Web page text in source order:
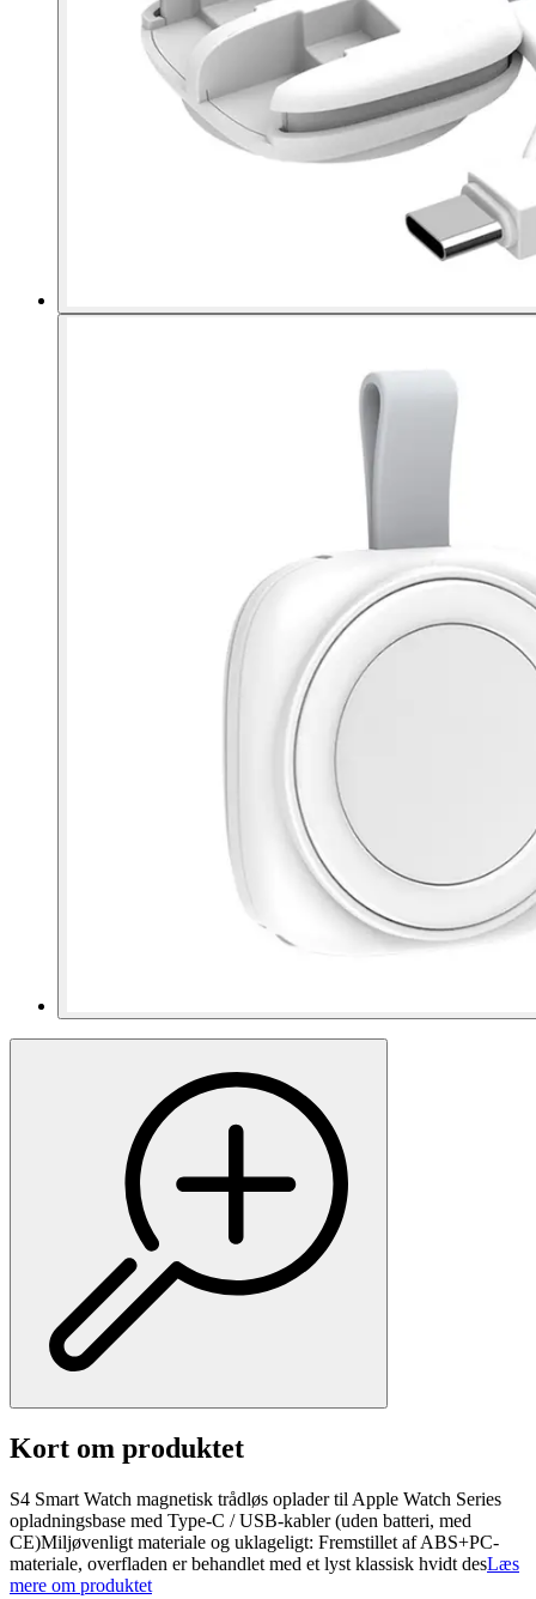
Kort om produktet
S4 Smart Watch magnetisk trådløs oplader til Apple Watch Series
opladningsbase med Type-C / USB-kabler (uden batteri, med
CE)Miljøvenligt materiale og uklageligt: Fremstillet af ABS+PC-
materiale, overfladen er behandlet med et lyst klassisk hvidt desLæs
mere om produktet